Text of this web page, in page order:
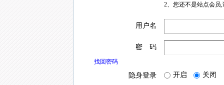
2、您还不是站点会员
用户名
密 码
找回密码
隐身登录 开启 关闭